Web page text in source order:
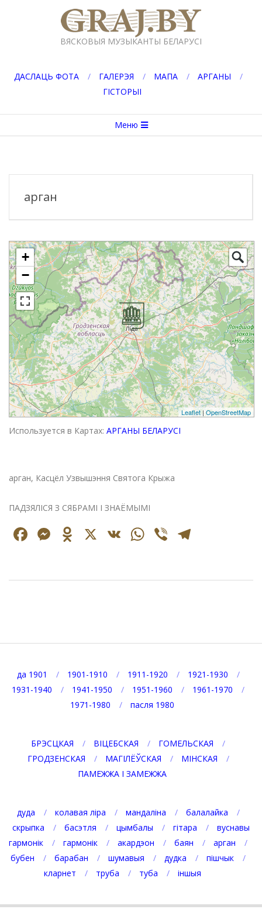
GRAJ.BY
ВЯСКОВЫЯ МУЗЫКАНТЫ БЕЛАРУСІ
ДАСЛАЦЬ ФОТА ГАЛЕРЭЯ МАПА
АРГАНЫ
ГІСТОРЫІ
меню
Меню
арган
+
−
Leaflet | OpenStreetMap
Используется в Картах: АРГАНЫ БЕЛАРУСІ
арган, Касцёл Узвышэння Святога Крыжа
ПАДЗЯЛІСЯ З СЯБРАМІ І ЗНАЁМЫМІ
Facebook
Messenger
Odnoklassniki
X VK WhatsApp
Viber
да 1901 1901-1910 1911-1920
1921-1930
1931-1940
1941-1950 1951-1960
1961-1970
1971-1980
пасля 1980
БРЭСЦКАЯ ВІЦЕБСКАЯ
ГОМЕЛЬСКАЯ
ГРОДЗЕНСКАЯ
МАГІЛЁЎСКАЯ
МІНСКАЯ
ПАМЕЖЖА І ЗАМЕЖЖА
дуда колавая ліра мандаліна
балалайка
скрыпка
басэтля цымбалы гітара
вуснавы
гармонік
гармонік акардэон баян
арган
бубен
барабан шумавыя дудка
пішчык
кларнет
труба туба іншыя